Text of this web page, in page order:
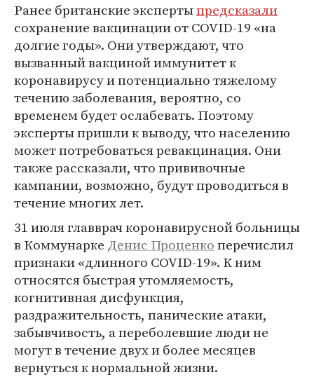
Ранее британские экспертыпредсказали
сохранение вакцинации от COVID-19 «на
долгие годы». Они утверждают, что
вызванный вакциной иммунитет к
коронавирусу и потенциально тяжелому
течению заболевания, вероятно, со
временем будет ослабевать. Поэтому
эксперты пришли к выводу, что населению
может потребоваться ревакцинация. Они
также рассказали, что прививочные
кампании, возможно, будут проводиться в
течение многих лет.
31 июля главврач коронавирусной больницы
в Коммунарке Денис Проценкоперечислил
признаки «длинного COVID-19». К ним
относятся быстрая утомляемость,
когнитивная дисфункция,
раздражительность, панические атаки,
забывчивость, а переболевшие люди не
могут в течение двух и более месяцев
вернуться к нормальной жизни.